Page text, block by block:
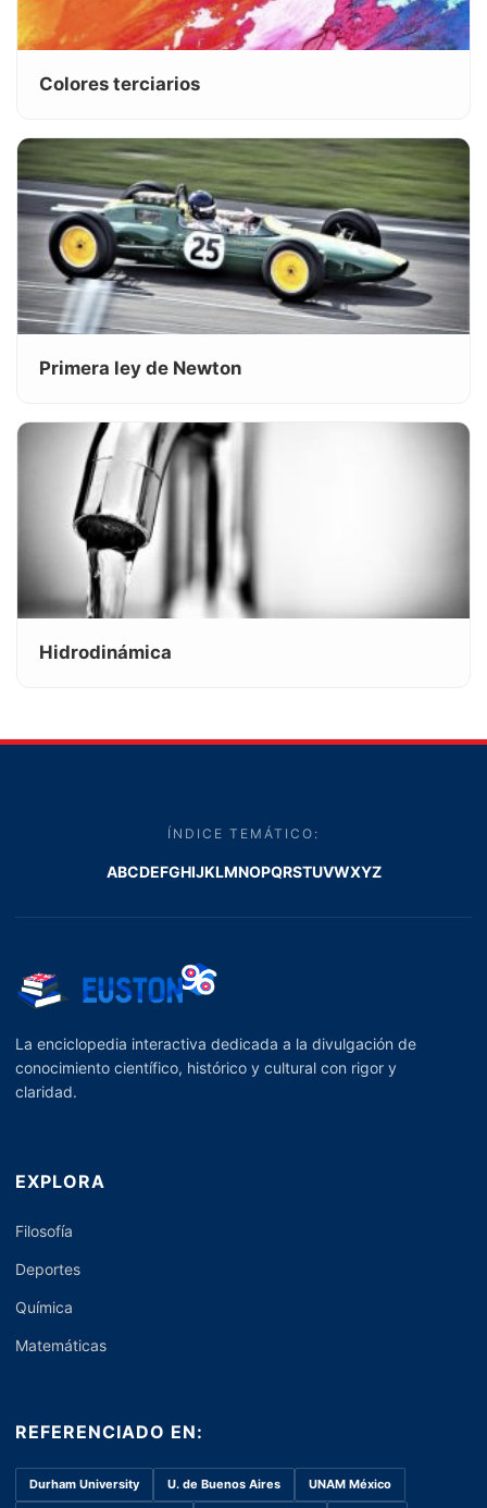
Colores terciarios
Primera ley de Newton
Hidrodinámica
ÍNDICE TEMÁTICO:
ABCDEFGHIJKLMNOPQRSTUVWXYZ
La enciclopedia interactiva dedicada a la divulgación de
conocimiento científico, histórico y cultural con rigor y
claridad.
EXPLORA
Filosofía
Deportes
Química
Matemáticas
REFERENCIADO EN:
Durham University U. de Buenos Aires UNAM México